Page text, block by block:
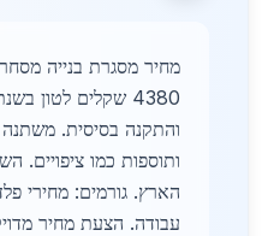
מחיר מסגרת בנייה
והתקנה בסיסית. משתנה
הארץ. גורמים: מחירי
עבודה. הצעת מחיר